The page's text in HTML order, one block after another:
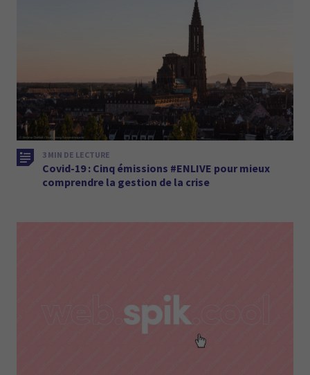
3 MIN DE LECTURE
Covid-19 : Cinq émissions #ENLIVE pour mieux
comprendre la gestion de la crise